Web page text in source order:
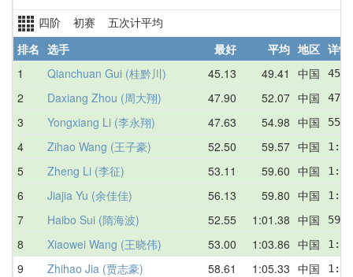
四阶 初赛 五次计平均
排名 选手 最好 平均 地区 详情
1
Qianchuan Gui (桂黔川) 45.13 49.41 中国
2 Daxiang Zhou (周大翔) 47.90 52.07 中国
3 Yongxiang Li (李永翔) 47.63 54.98 中国
4 Zihao Wang (王子豪) 52.50 59.57 中国
5 Zheng Li (李征) 53.11 59.60 中国
6 Jiajia Yu (余佳佳) 56.13 59.80 中国
7 Haibo Sui (隋海波) 52.55 1:01.38 中国
8 Xiaowei Wang (王晓伟) 53.00 1:03.86 中国
9 Zhihao Jia (贾志豪) 58.61 1:05.33 中国